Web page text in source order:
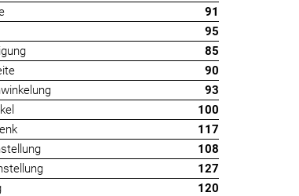
91
95
85
90
93
100
117
108
127
120